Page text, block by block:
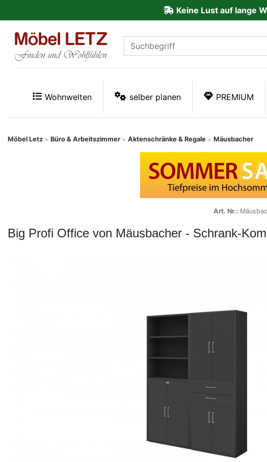
Keine Lust auf lange
Wohnwelten selber planen PREMIUM
Möbel Letz > Büro & Arbeitszimmer > Aktenschränke & Regale > Mäusbacher
Art. Nr.:
Big Profi Office von Mäusbacher - Schrank-
Kundenmeinungen
PREMIUM
Schnell
Konfigurator